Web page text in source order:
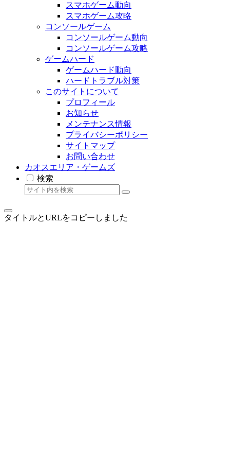
スマホゲーム動向
スマホゲーム攻略
コンソールゲーム
コンソールゲーム動向
コンソールゲーム攻略
ゲームハード
ゲームハード動向
ハードトラブル対策
このサイトについて
プロフィール
お知らせ
メンテナンス情報
プライバシーポリシー
サイトマップ
お問い合わせ
カオスエリア・ゲームズ
検索
タイトルとURLをコピーしました